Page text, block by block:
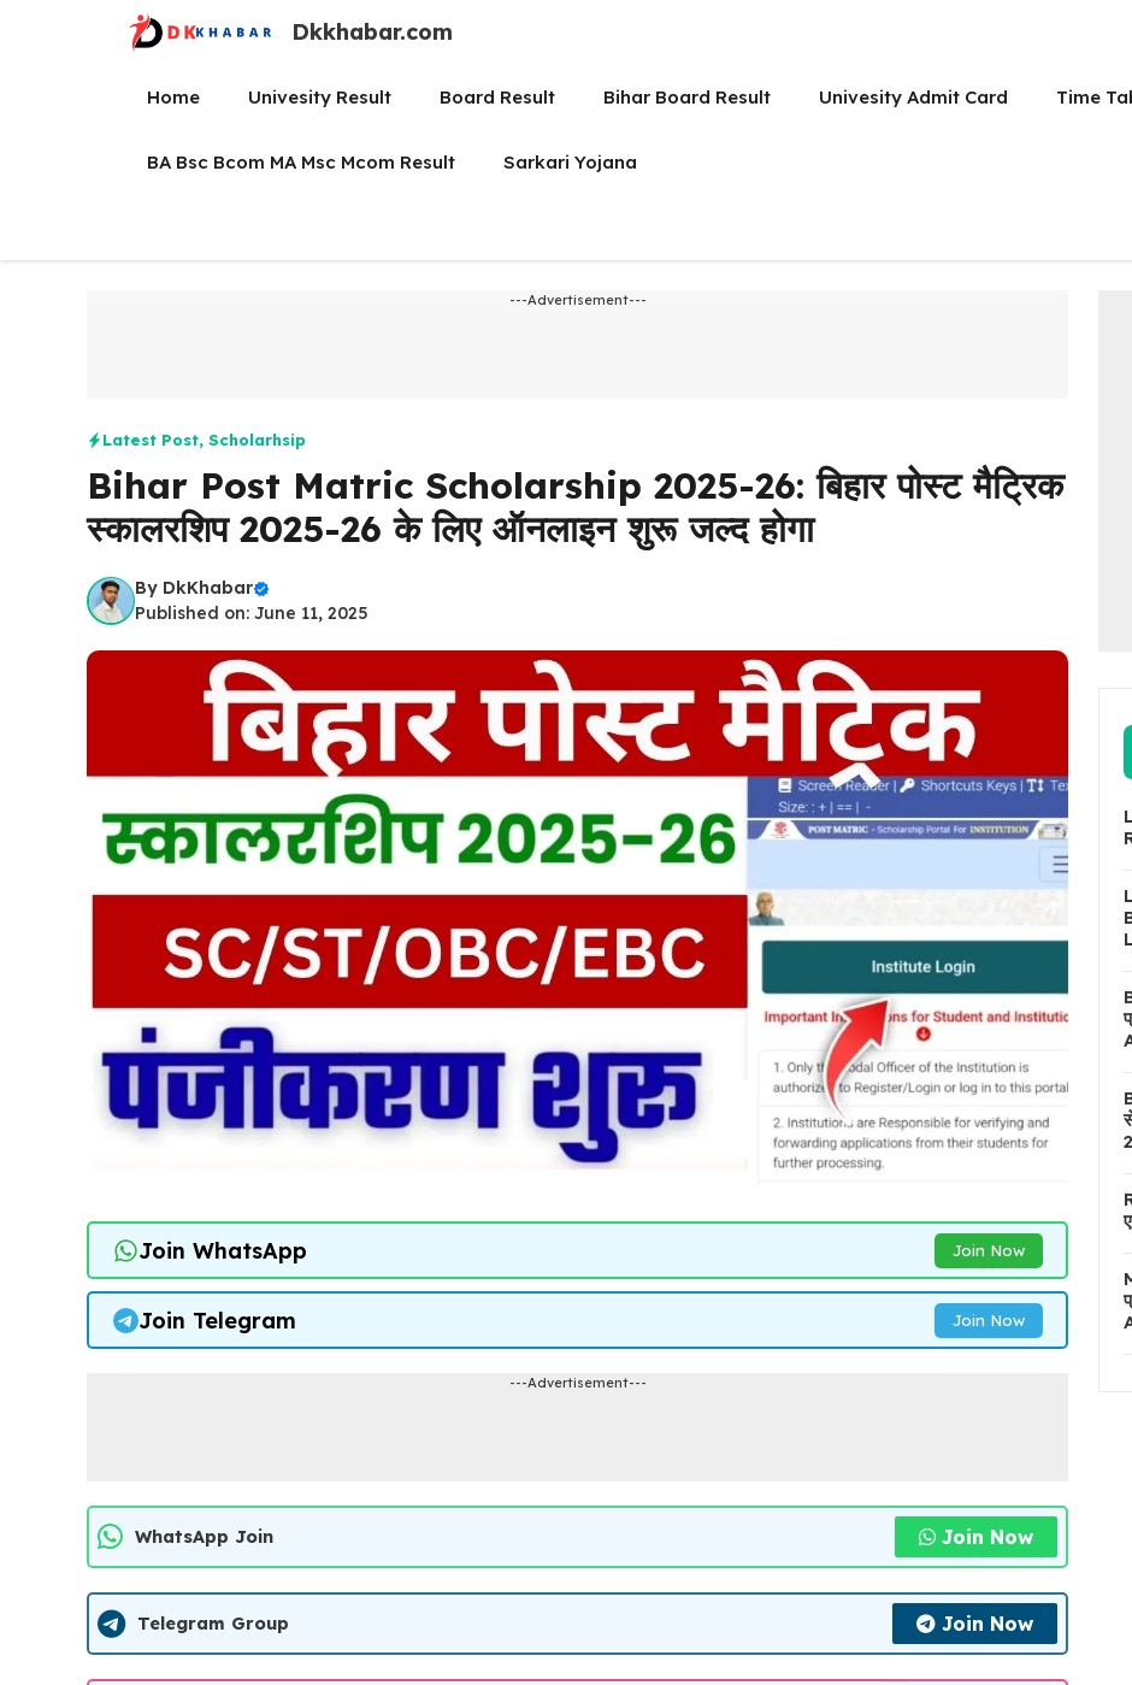
Dkkhabar.com
Home Univesity Result Board Result Bihar Board Result Univesity Admit Card Time
BA Bsc Bcom MA Msc Mcom Result Sarkari Yojana
---Advertisement---
Latest Post, Scholarhsip
Bihar Post Matric Scholarship 2025-26: बिहार पोस्ट मैट्रिक
स्कालरशिप 2025-26 के लिए ऑनलाइन शुरू जल्द होगा
By DkKhabar
Published on: June 11, 2025
Join WhatsApp Join Now
Join Telegram Join Now
---Advertisement---
WhatsApp Join Join Now
Telegram Group Join Now